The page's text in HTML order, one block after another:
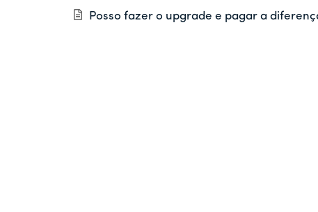
Posso fazer o upgrade e pagar a